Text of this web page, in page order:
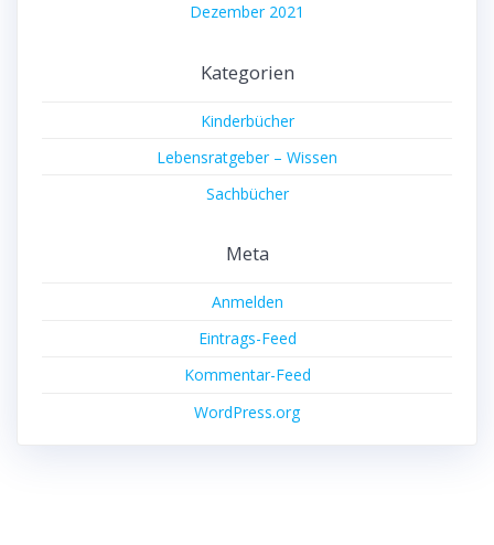
Dezember 2021
Kategorien
Kinderbücher
Lebensratgeber – Wissen
Sachbücher
Meta
Anmelden
Eintrags-Feed
Kommentar-Feed
WordPress.org